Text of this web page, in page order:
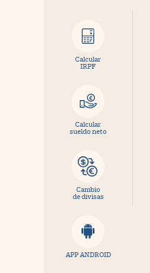
Calcular
IRPF
Calcular
sueldo neto
Cambio
de divisas
APP ANDROID